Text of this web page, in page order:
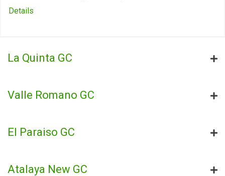
Details
La Quinta GC
Valle Romano GC
El Paraiso GC
Atalaya New GC